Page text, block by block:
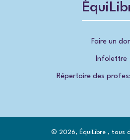
Faire un
Infolettre
Répertoire des
© 2026, ÉquiLibre , tous